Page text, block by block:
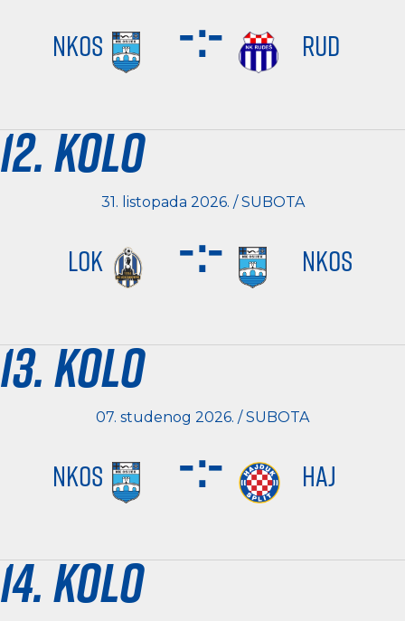
NKOS -:- RUD
12. kolo
31. listopada 2026. / SUBOTA
LOK -:- NKOS
13. kolo
07. studenog 2026. / SUBOTA
NKOS -:- HAJ
14. kolo